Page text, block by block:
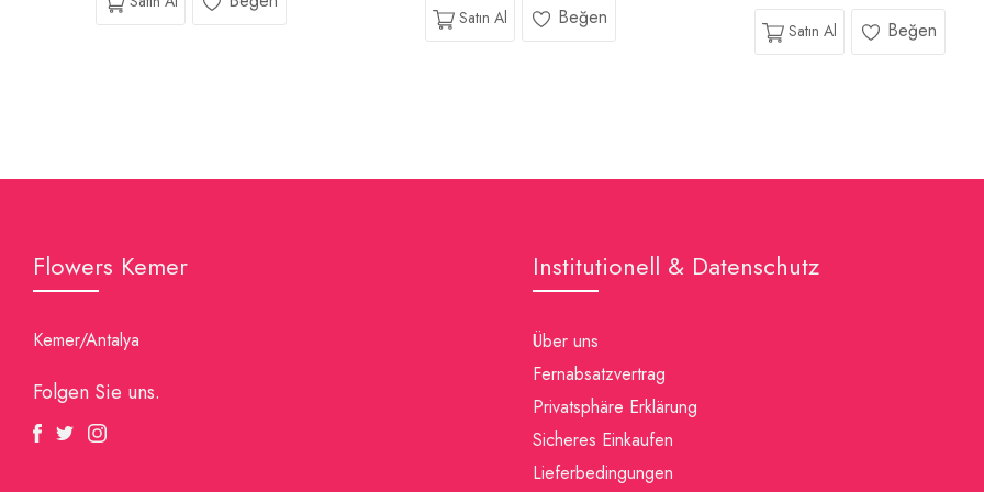
Satın Al Beğen
Satın Al Beğen
Flowers Kemer
Kemer/Antalya
Folgen Sie uns.
Facebook
TwitterInstagram
Institutionell & Datenschutz
Über uns
Fernabsatzvertrag
Privatsphäre Erklärung
Sicheres Einkaufen
Lieferbedingungen